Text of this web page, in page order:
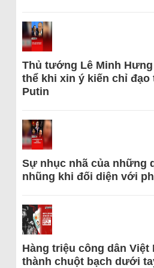
Thủ tướng Lê Minh
thể khi xin ý kiến chỉ đạo
Putin
Sự nhục nhã của những
nhũng khi đối diện với
Hàng triệu công dân Việt
thành chuột bạch dưới